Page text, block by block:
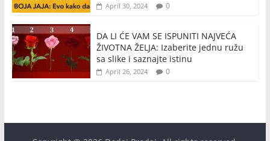
April 30, 2024 0
DA LI ĆE VAM SE ISPUNITI NAJVEĆA
ŽIVOTNA ŽELJA: Izaberite jednu ružu
sa slike i saznajte istinu
April 26, 2024 0